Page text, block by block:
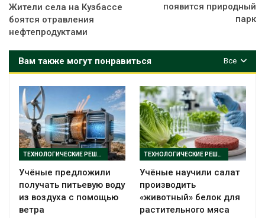
Жители села на Кузбассе
боятся отравления
нефтепродуктами
появится природный
парк
Все
Вам также могут понравиться
ТЕХНОЛОГИЧЕСКИЕ РЕШЕНИЯ
Учёные предложили
получать питьевую воду
из воздуха с помощью
ветра
ТЕХНОЛОГИЧЕСКИЕ РЕШЕНИЯ
Учёные научили салат
производить
«животный» белок для
растительного мяса